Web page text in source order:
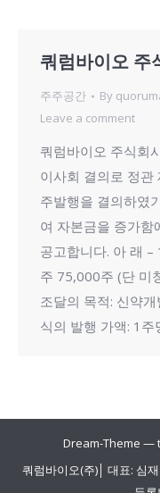
쿼럼바이오 주
주주공간 By
Leave a comment
쿼럼바이오 주식회
이사회 결의로 정관
주발행을 결의하였
여 자본금을 증가
공고합니다. 아 래 –
주 75,000주 (단 미
조달의 목적: 신약
식의 발행 가액: 1
Dream-Theme —
쿼럼바이오(주)│ 대표: 심